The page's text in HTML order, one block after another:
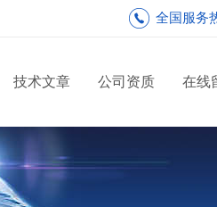
全国服务
技术文章 公司资质 在线